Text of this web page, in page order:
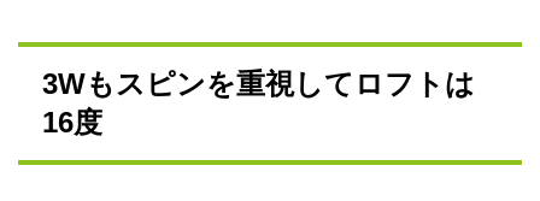
3Wもスピンを重視してロフトは
16度